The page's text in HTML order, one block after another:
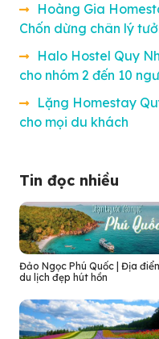
Hoàng Gia
Chốn dừng chân lý
Halo Hostel Quy
cho nhóm 2 đến 10
Lặng Homestay
cho mọi du khách
Tin đọc nhiều
Đảo Ngọc Phú Quốc | Địa
du lịch đẹp hút hồn